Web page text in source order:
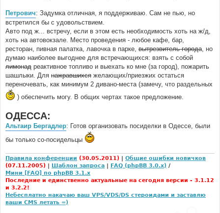
Петрович: Задумка отличная, я поддерживаю. Сам не пью, но
встретился бы с удовольствием.
Авто под ж... встречу, если в этом есть необходимость хоть на ж/д,
хоть на автовокзале. Место проведения - любое кафе, бар,
ресторан, пивная палатка, лавочка в парке, вытрезвитель города, но
думаю наиболее выгоднее для встречающихся: взять с собой
лимонад реактивное топливо и выехать ко мне (за город), пожарить
шашлыки. Для нажравшихся желающих/приезжих остаться
переночевать, как минимум 2 дивано-места (замечу, что раздельных
) обеспечить могу. В общих чертах такое предложение.
ОДЕССА:
Альтаир Бергадлер: Готов организовать посиделки в Одессе, были
бы только со-посидельцы
Правила конференции (30.05.2011) | Общие ошибки новичков
(07.11.2005) | Шаблон запроса | FAQ (phpBB 3.0.x) /
Мини [FAQ] по phpBB 3.1.x
Последние и единственно актуальные на сегодня версии - 3.1.12
и 3.2.2!
Небесплатно накачаю ваш VPS/VDS/DS стероидами и заставлю
ваши CMS летать =)